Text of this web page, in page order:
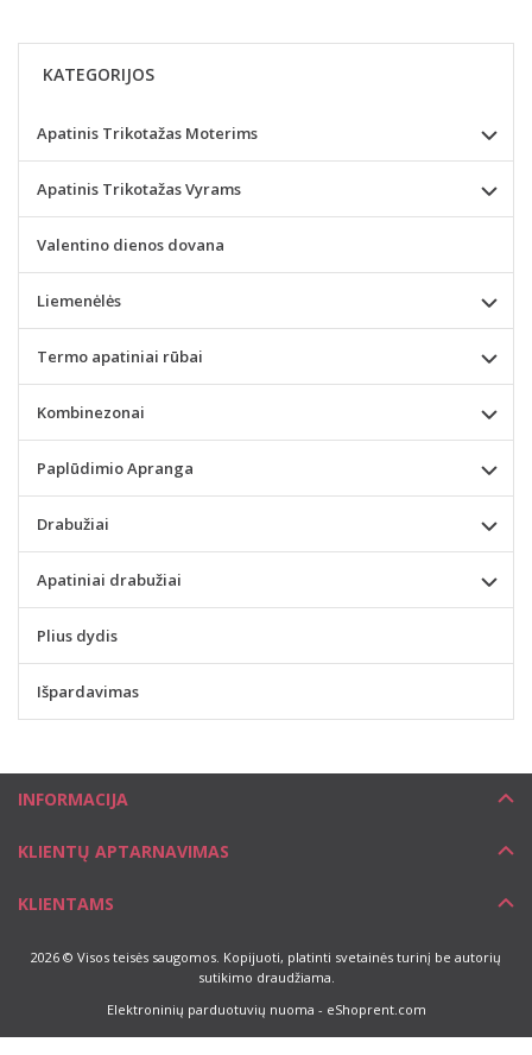
KATEGORIJOS
Apatinis Trikotažas Moterims
Apatinis Trikotažas Vyrams
Valentino dienos dovana
Liemenėlės
Termo apatiniai rūbai
Kombinezonai
Paplūdimio Apranga
Drabužiai
Apatiniai drabužiai
Plius dydis
Išpardavimas
INFORMACIJA
KLIENTŲ APTARNAVIMAS
KLIENTAMS
2026 © Visos teisės saugomos. Kopijuoti, platinti svetainės turinį be autorių
sutikimo draudžiama.
Elektroninių parduotuvių nuoma - eShoprent.com